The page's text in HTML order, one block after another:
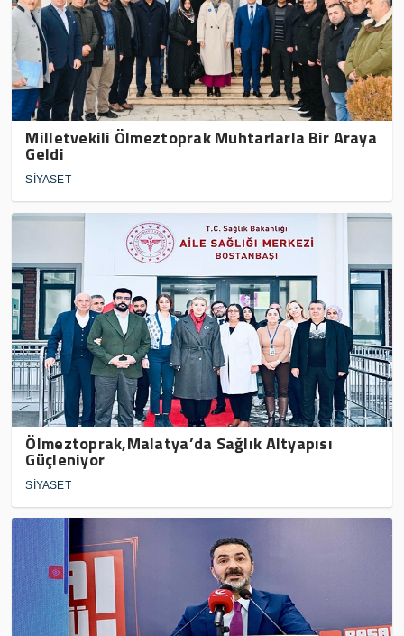
Milletvekili Ölmeztoprak Muhtarlarla Bir Araya
Geldi
SİYASET
Ölmeztoprak,Malatya’da Sağlık Altyapısı
Güçleniyor
SİYASET